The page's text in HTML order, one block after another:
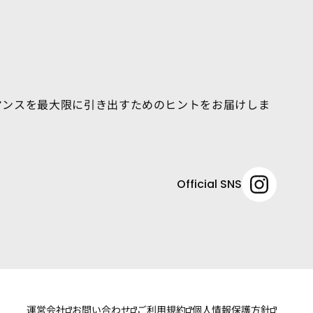
スを最大限に引き出すためのヒントをお届けしま
Official SNS
運営会社 お問い合わせ ご利用規約 個人情報保護方針